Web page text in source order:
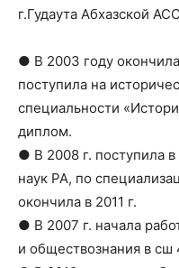
г.Гудаута Абхазской
● В 2003 году
поступила на
специальности
диплом.
● В 2008 г. поступила
наук РА, по
окончила в 2011 г.
● В 2007 г. начала
и обществознания в сш